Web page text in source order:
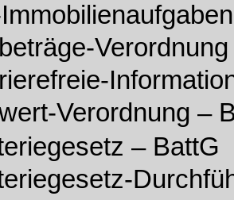
Verordnung
Verordnung –
– BattG